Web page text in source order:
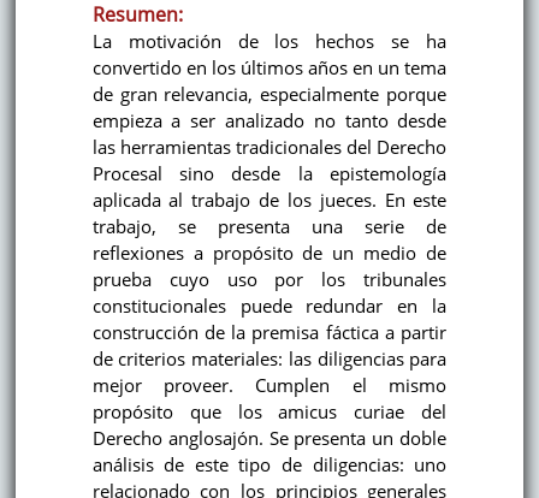
Resumen:
La motivación de los hechos se ha
convertido en los últimos años en un tema
de gran relevancia, especialmente porque
empieza a ser analizado no tanto desde
las herramientas tradicionales del Derecho
Procesal sino desde la epistemología
aplicada al trabajo de los jueces. En este
trabajo, se presenta una serie de
reflexiones a propósito de un medio de
prueba cuyo uso por los tribunales
constitucionales puede redundar en la
construcción de la premisa fáctica a partir
de criterios materiales: las diligencias para
mejor proveer. Cumplen el mismo
propósito que los amicus curiae del
Derecho anglosajón. Se presenta un doble
análisis de este tipo de diligencias: uno
relacionado con los principios generales